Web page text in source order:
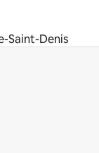
Saint-Denis